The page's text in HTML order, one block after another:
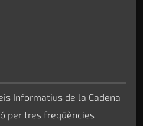
Informatius de la Cadena
per tres freqüències